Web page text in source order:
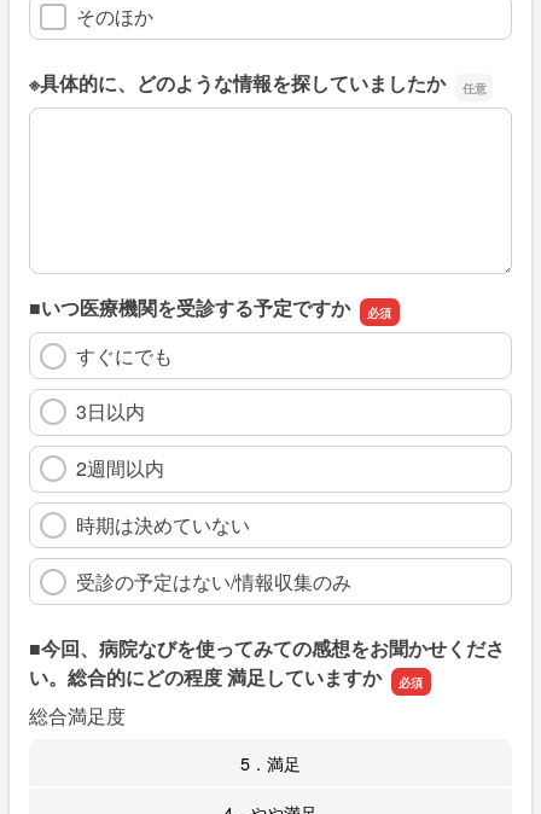
そのほか
※具体的に、どのような情報を探していましたか
※具体的に、どのような情報を探していましたか
■いつ医療機関を受診する予定ですか
すぐにでも
3日以内
2週間以内
時期は決めていない
受診の予定はない/情報収集のみ
■今回、病院なびを使ってみての感想をお聞かせくださ
い。総合的にどの程度 満足していますか
総合満足度
5．満足